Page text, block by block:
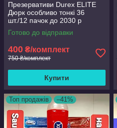
Презервативи Durex ELITE
Дюрк особливо тонкі 36
шт./12 пачок до 2030 р
Готово до відправки
400 ₴/комплект
750 ₴/комплект
Купити
Топ продажів –41%